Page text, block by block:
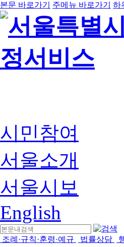
본문 바로가기 주메뉴 바로가기 하
시민참여
서울소개
서울시보
English
조례·규칙·훈령·예규 법률상담